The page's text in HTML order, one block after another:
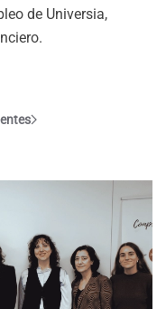
de Universia,